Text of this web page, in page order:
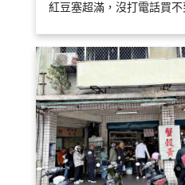
紅豆塞超滿，沒打電話買不